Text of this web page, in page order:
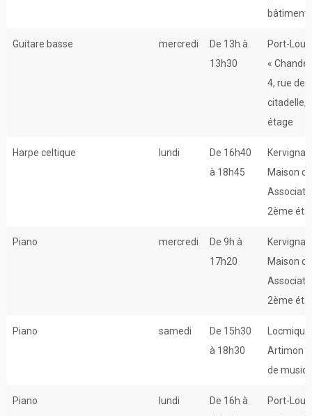
bâtiment)
Guitare basse mercredi
De 13h à
13h30
Port-
«
4, rue de
citadelle,
étage
Harpe celtique lundi
De 16h40
à 18h45
Maison
2ème
Piano mercredi
De 9h à
17h20
Maison
2ème
Piano samedi
De 15h30
à 18h30
Artimon
de
Piano lundi
De 16h à
Port-